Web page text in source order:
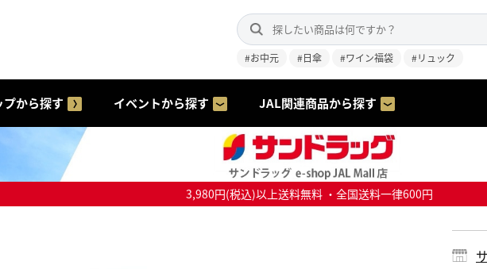
#お中元 #日傘 #ワイン福袋 #リュック
プから探す イベントから探す JAL関連商品から探す
3,980円(税込)以上送料無料 ・全国送料一律600円